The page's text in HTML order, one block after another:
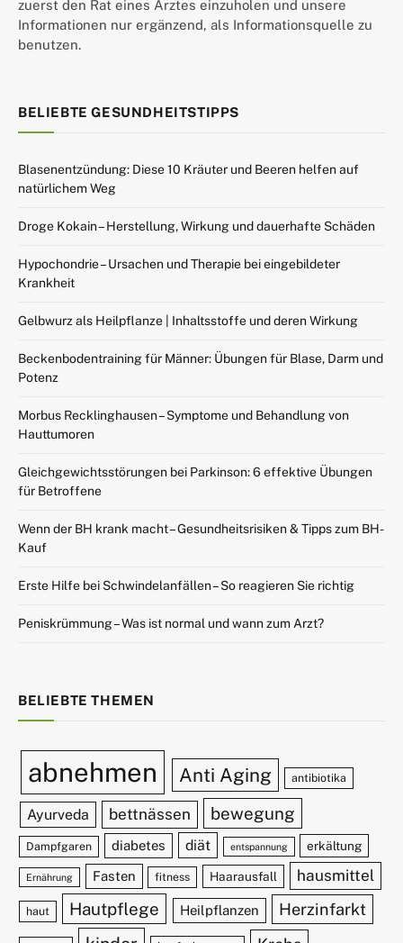
zuerst den Rat eines Arztes einzuholen und unsere
Informationen nur ergänzend, als Informationsquelle zu
benutzen.
BELIEBTE GESUNDHEITSTIPPS
Blasenentzündung: Diese 10 Kräuter und Beeren helfen auf
natürlichem Weg
Droge Kokain – Herstellung, Wirkung und dauerhafte Schäden
Hypochondrie – Ursachen und Therapie bei eingebildeter
Krankheit
Gelbwurz als Heilpflanze | Inhaltsstoffe und deren Wirkung
Beckenbodentraining für Männer: Übungen für Blase, Darm und
Potenz
Morbus Recklinghausen – Symptome und Behandlung von
Hauttumoren
Gleichgewichtsstörungen bei Parkinson: 6 effektive Übungen
für Betroffene
Wenn der BH krank macht – Gesundheitsrisiken & Tipps zum BH-
Kauf
Erste Hilfe bei Schwindelanfällen – So reagieren Sie richtig
Peniskrümmung – Was ist normal und wann zum Arzt?
BELIEBTE THEMEN
abnehmen Anti Aging antibiotika
Ayurveda bettnässen bewegung
Dampfgaren diabetes diät entspannung erkältung
Ernährung Fasten fitness Haarausfall hausmittel
haut Hautpflege Heilpflanzen Herzinfarkt